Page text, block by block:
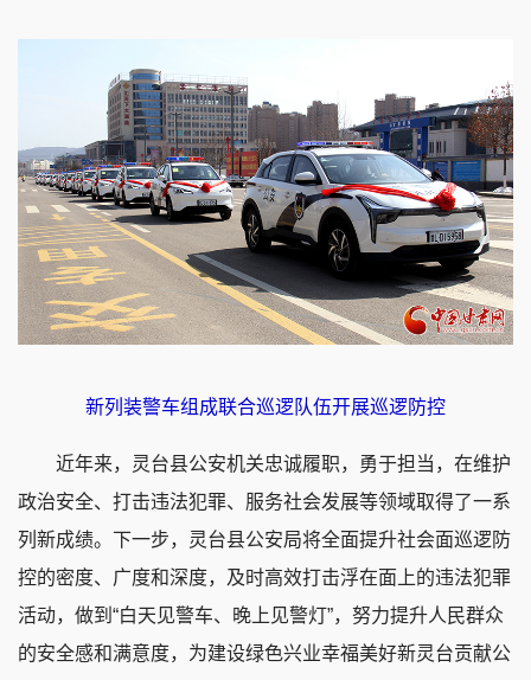
新列装警车组成联合巡逻队伍开展巡逻防控
近年来，灵台县公安机关忠诚履职，勇于担当，在维护
政治安全、打击违法犯罪、服务社会发展等领域取得了一系
列新成绩。下一步，灵台县公安局将全面提升社会面巡逻防
控的密度、广度和深度，及时高效打击浮在面上的违法犯罪
活动，做到“白天见警车、晚上见警灯”，努力提升人民群众
的安全感和满意度，为建设绿色兴业幸福美好新灵台贡献公